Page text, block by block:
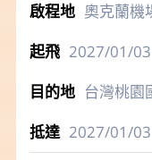
奧克蘭機
2027/01/03
台灣桃園
2027/01/03